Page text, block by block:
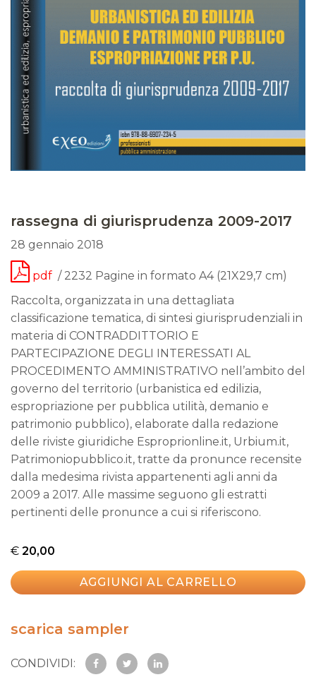
rassegna di giurisprudenza 2009-2017
28 gennaio 2018
pdf / 2232 Pagine in formato A4 (21X29,7 cm)
Raccolta, organizzata in una dettagliata
classificazione tematica, di sintesi giurisprudenziali in
materia di CONTRADDITTORIO E
PARTECIPAZIONE DEGLI INTERESSATI AL
PROCEDIMENTO AMMINISTRATIVO nell’ambito del
governo del territorio (urbanistica ed edilizia,
espropriazione per pubblica utilità, demanio e
patrimonio pubblico), elaborate dalla redazione
delle riviste giuridiche Esproprionline.it, Urbium.it,
Patrimoniopubblico.it, tratte da pronunce recensite
dalla medesima rivista appartenenti agli anni da
2009 a 2017. Alle massime seguono gli estratti
pertinenti delle pronunce a cui si riferiscono.
€ 20,00
AGGIUNGI AL CARRELLO
scarica sampler
CONDIVIDI: